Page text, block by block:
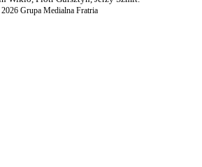
Grupa Medialna Fratria